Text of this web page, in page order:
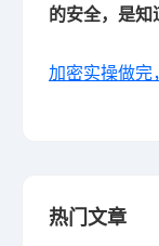
的安全，是
加密实操做完
热门文章